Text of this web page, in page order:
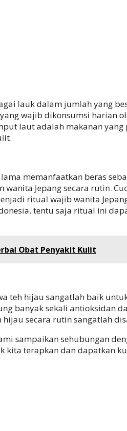
lauk dalam jumlah yang
wajib dikonsumsi harian
laut adalah makanan yang
memanfaatkan beras
wanita Jepang secara rutin.
ritual wajib wanita
tentu saja ritual ini
Obat Penyakit Kulit
teh hijau sangatlah baik
banyak sekali antioksidan
secara rutin sangatlah
sampaikan sehubungan
kita terapkan dan dapatkan